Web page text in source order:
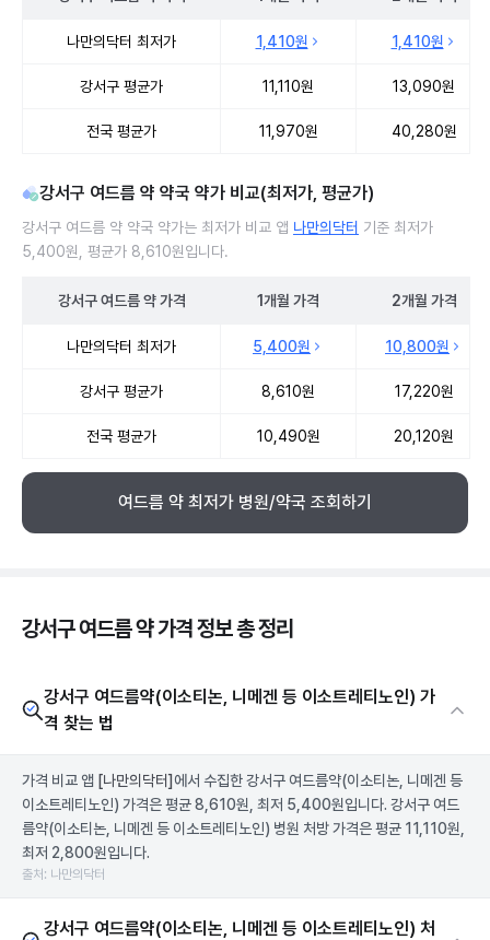
나만의닥터 최저가 1,410원 1,410원
강서구 평균가 11,110원 13,090원
전국 평균가 11,970원 40,280원
강서구 여드름 약 약국 약가 비교(최저가, 평균가)
강서구 여드름 약 약국 약가는 최저가 비교 앱 나만의닥터 기준 최저가
5,400원, 평균가 8,610원입니다.
강서구 여드름 약가격 1개월 가격 2개월 가격
나만의닥터 최저가 5,400원 10,800원
강서구 평균가 8,610원 17,220원
전국 평균가 10,490원 20,120원
여드름 약 최저가 병원/약국 조회하기
강서구 여드름 약 가격 정보 총 정리
강서구 여드름약(이소티논, 니메겐 등 이소트레티노인) 가
격 찾는 법
가격 비교 앱 [나만의닥터] 에서 수집한 강서구 여드름약(이소티논, 니메겐 등
이소트레티노인) 가격은 평균 8,610원, 최저 5,400원입니다. 강서구 여드
름약(이소티논, 니메겐 등 이소트레티노인) 병원 처방 가격은 평균 11,110원,
최저 2,800원입니다.
출처: 나만의닥터
강서구 여드름약(이소티논, 니메겐 등 이소트레티노인) 처